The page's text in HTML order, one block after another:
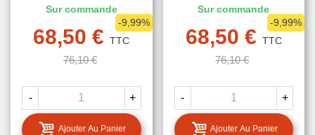
Sur commande
68,50 € TTC
76,10 €
-9,99%
- +
Ajouter Au Panier
Sur commande
68,50 € TTC
76,10 €
-9,99%
- +
Ajouter Au Panier